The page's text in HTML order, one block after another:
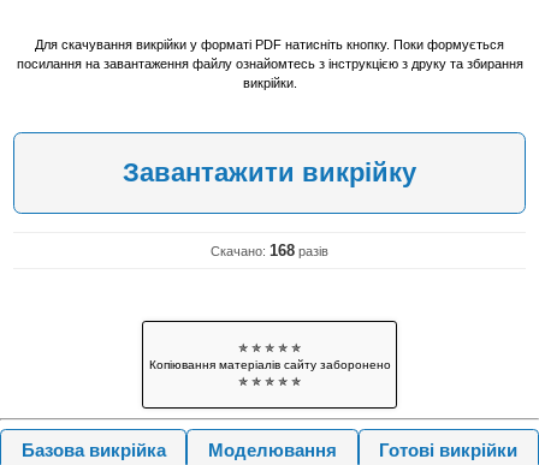
Для скачування викрійки у форматі PDF натисніть кнопку. Поки формується
посилання на завантаження файлу ознайомтесь з інструкцією з друку та збирання
викрійки.
Завантажити викрійку
Скачано: 168 разів
✯ ✯ ✯ ✯ ✯
Копіювання матеріалів сайту заборонено
✯ ✯ ✯ ✯ ✯
Базова викрійка Моделювання Готові викрійки